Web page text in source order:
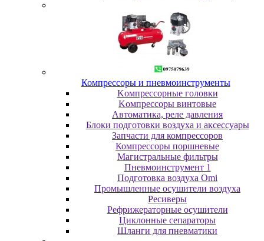
Компрессоры и пневмоинструменты
Koмпpeccopныe гoлoвки
Koмпpeccopы винтoвыe
Автоматика, реле давления
Блоки подготовки воздуха и аксессуары
Запчасти для компрессоров
Компрессоры поршневые
Магистральные фильтры
Пневмоинструмент 1
Подготовка воздуха Omi
Промышленные осушители воздуха
Ресиверы
Рефрижераторные осушители
Циклонные сепараторы
Шланги для пневматики